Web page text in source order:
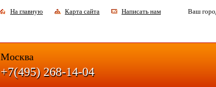
На главную Карта сайта Написать нам Ваш
Москва
+7(495) 268-14-04